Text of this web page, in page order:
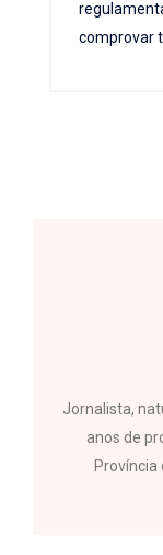
comprovar
Jornalista,
anos de
Província